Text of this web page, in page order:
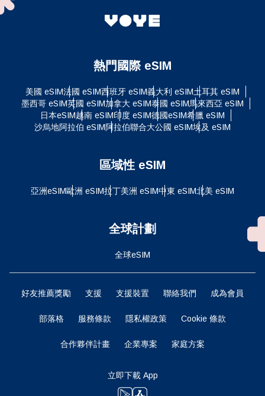
熱門國際 eSIM
美國 eSIM法國 eSIM西班牙 eSIM義大利 eSIM土耳其 eSIM
墨西哥 eSIM英國 eSIM加拿大 eSIM泰國 eSIM馬來西亞 eSIM
日本eSIM越南 eSIM印度 eSIM德國eSIM希臘 eSIM
沙烏地阿拉伯 eSIM阿拉伯聯合大公國 eSIM埃及 eSIM
區域性 eSIM
亞洲eSIM歐洲 eSIM拉丁美洲 eSIM中東 eSIM北美 eSIM
全球計劃
全球eSIM
好友推薦獎勵 支援 支援裝置 聯絡我們 成為會員
部落格 服務條款 隱私權政策 Cookie 條款
合作夥伴計畫 企業專案 家庭方案
立即下載 App